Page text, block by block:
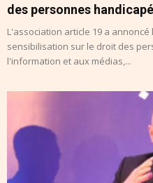
des personnes
L'association article 19 a
sensibilisation sur le droit des
l'information et aux médias,...